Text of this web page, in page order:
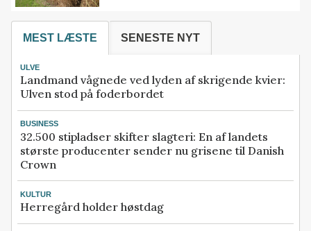
MEST LÆSTE SENESTE NYT
ULVE
Landmand vågnede ved lyden af skrigende kvier:
Ulven stod på foderbordet
BUSINESS
32.500 stipladser skifter slagteri: En af landets
største producenter sender nu grisene til Danish
Crown
KULTUR
Herregård holder høstdag